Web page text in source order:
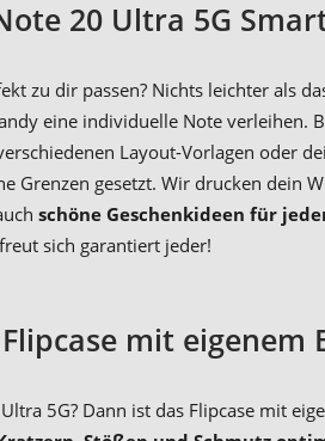
20 Ultra 5G
zu dir passen? Nichts leichter als
eine individuelle Note verleihen.
Layout-Vorlagen oder
gesetzt. Wir drucken dein
schöne Geschenkideen für
sich garantiert jeder!
mit eigenem
5G? Dann ist das Flipcase mit